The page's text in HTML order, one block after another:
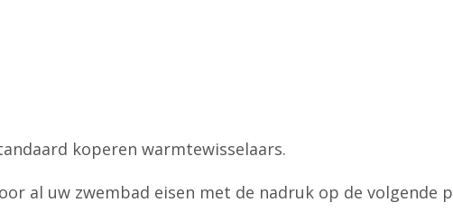
koperen warmtewisselaars.
al uw zwembad eisen met de nadruk op de volgende